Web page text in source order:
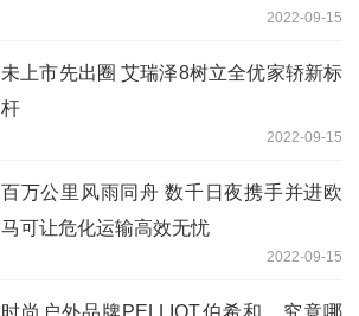
2022-09-15
未上市先出圈 艾瑞泽8树立全优家轿新标
杆
2022-09-15
百万公里风雨同舟 数千日夜携手并进欧
马可让危化运输高效无忧
2022-09-15
时尚户外品牌PELLIOT伯希和，究竟哪